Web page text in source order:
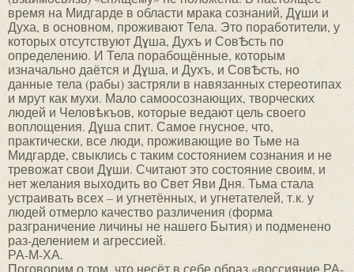
время на Мидгарде в области мрака сознаний, Дɣши и
Духа, в основном, проживают Тела. Это поработители, у
которых отсутствуют Дɣша, Духъ и СовѢсть по
определению. И Тела порабощённые, которым
изначально даётся и Дɣша, и Духъ, и СовѢсть, но
данные тела (рабы) застряли в навязанных стереотипах
и мрут как мухи. Мало самоосознающих, творческих
людей и Человѣкъов, которые ведают цель своего
воплощения. Дɣша спит. Самое гнусное, что,
практически, все люди, проживающие во Тьме на
Мидгарде, свыклись с таким состоянием сознания и не
тревожат свои Дɣши. Считают это состояние своим, и
нет желания выходить во Свет Яви Дня. Тьма стала
устраивать всех – и угнетённых, и угнетателей, т.к. у
людей отмерло качество различения (форма
разграничение личины не нашего Бытия) и подменено
раз-делением и агрессией.
РА-М-ХА.
Поговорим о том, что несёт в себе образ «воссияние РА-